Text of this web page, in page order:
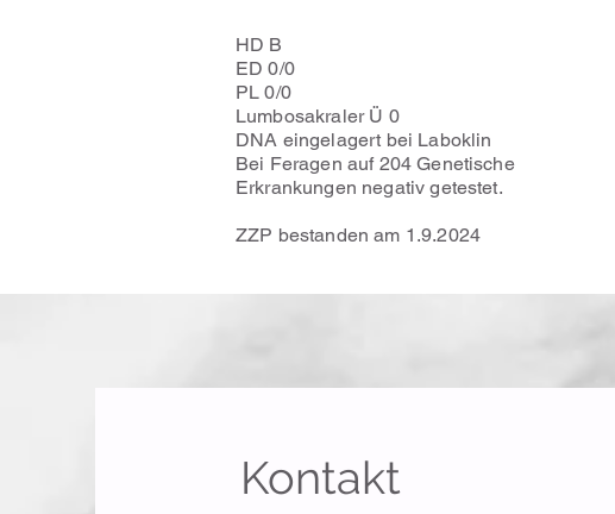
HD B
ED 0/0
PL 0/0
Lumbosakraler Ü 0
DNA eingelagert bei Laboklin
​Bei Feragen auf 204 Genetische
Erkrankungen negativ getestet.
ZZP bestanden am 1.9.2024
Kontakt